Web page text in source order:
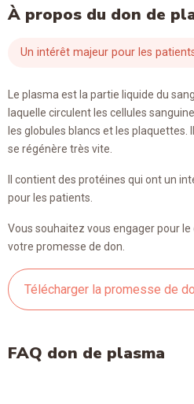
À propos du don de
Un intérêt majeur pour les
Le plasma est la partie liquide du
laquelle circulent les cellules
les globules blancs et les plaquettes.
se régénère très vite.
Il contient des protéines qui ont un
pour les patients.
Vous souhaitez vous engager pour
votre promesse de don.
Télécharger la promesse de
FAQ don de plasma